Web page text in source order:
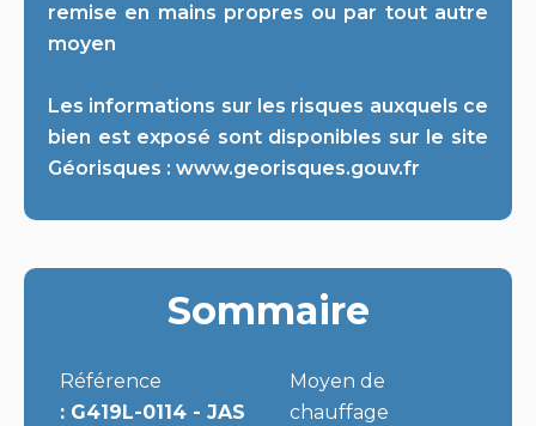
remise en mains propres ou par tout autre
moyen
Les informations sur les risques auxquels ce
bien est exposé sont disponibles sur le site
Géorisques : www.georisques.gouv.fr
Sommaire
Référence
G419L-0114 - JAS
Moyen de
chauffage